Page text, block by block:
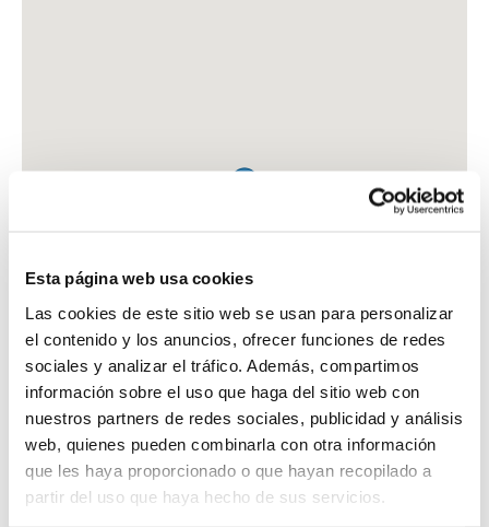
Esta página web usa cookies
Las cookies de este sitio web se usan para personalizar
el contenido y los anuncios, ofrecer funciones de redes
sociales y analizar el tráfico. Además, compartimos
información sobre el uso que haga del sitio web con
nuestros partners de redes sociales, publicidad y análisis
web, quienes pueden combinarla con otra información
que les haya proporcionado o que hayan recopilado a
partir del uso que haya hecho de sus servicios.
FARMACIA CB MARIN Y MARIN
AV. DA TERRA LLANA, 28 - 30